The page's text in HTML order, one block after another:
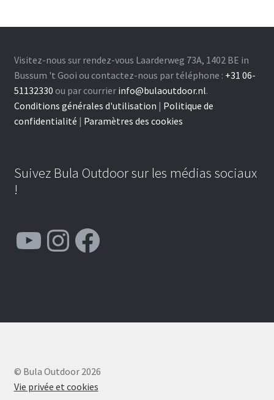
Visitez-nous sur rendez-vous Laarderweg 73A, 1402 BE in
Bussum 't Gooi ou contactez-nous par téléphone : +31 06-
51132330 ou par courrier info@bulaoutdoor.nl.
Conditions générales d'utilisation | Politique de
confidentialité | Paramètres des cookies
Suivez Bula Outdoor sur les médias sociaux
!
YouTube Instagram Facebook
© Bula Outdoor 2026
Vie privée et cookies